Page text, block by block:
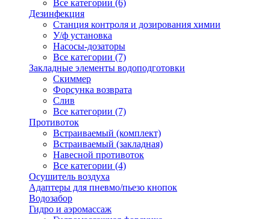
Все категории (6)
Дезинфекция
Станция контроля и дозирования химии
У/ф установка
Насосы-дозаторы
Все категории (7)
Закладные элементы водоподготовки
Скиммер
Форсунка возврата
Слив
Все категории (7)
Противоток
Встраиваемый (комплект)
Встраиваемый (закладная)
Навесной противоток
Все категории (4)
Осушитель воздуха
Адаптеры для пневмо/пьезо кнопок
Водозабор
Гидро и аэромассаж